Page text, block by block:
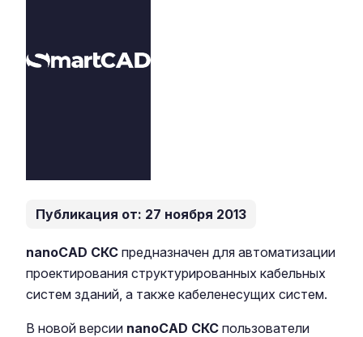
Публикация от: 27 ноября 2013
nanoCAD СКС предназначен для автоматизации
проектирования структурированных кабельных
систем зданий, а также кабеленесущих систем.
В новой версии nanoCAD СКС пользователи